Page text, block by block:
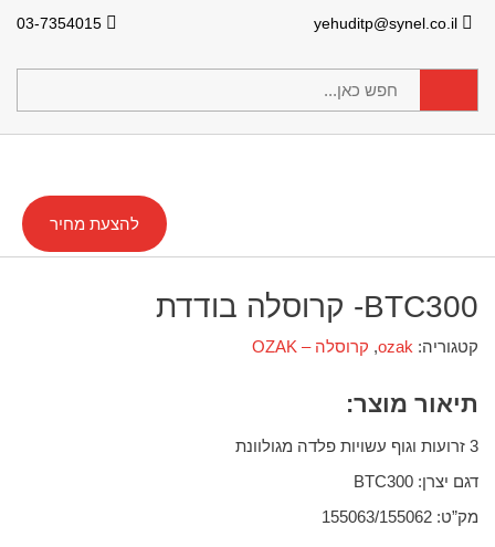
להצעת מחיר
BTC300- קרוסלה בודדת
קטגוריה: ozak
, קרוסלה – OZAK
תיאור מוצר:
3 זרועות וגוף עשויות פלדה מגולוונת
דגם יצרן: BTC300
מק”ט: 155063/155062